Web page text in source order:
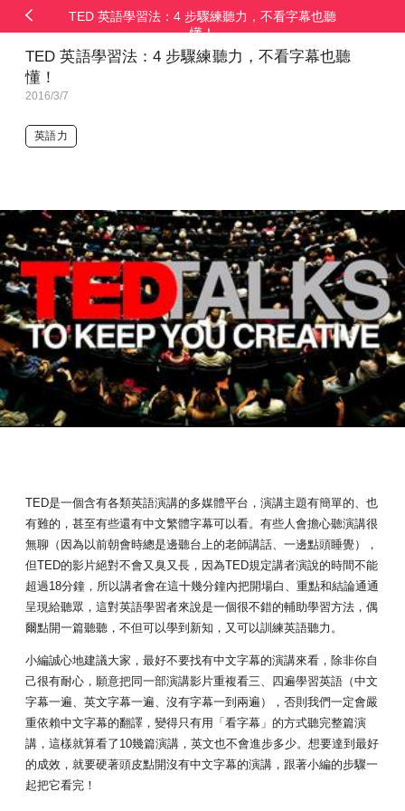
TED 英語學習法：4 步驟練聽力，不看字幕也聽
懂！
TED 英語學習法：4 步驟練聽力，不看字幕也聽
懂！
2016/3/7
英語力
TED是一個含有各類英語演講的多媒體平台，演講主題有簡單的、也
有難的，甚至有些還有中文繁體字幕可以看。有些人會擔心聽演講很
無聊（因為以前朝會時總是邊聽台上的老師講話、一邊點頭睡覺），
但TED的影片絕對不會又臭又長，因為TED規定講者演說的時間不能
超過18分鐘，所以講者會在這十幾分鐘內把開場白、重點和結論通通
呈現給聽眾，這對英語學習者來說是一個很不錯的輔助學習方法，偶
爾點開一篇聽聽，不但可以學到新知，又可以訓練英語聽力。
小編誠心地建議大家，最好不要找有中文字幕的演講來看，除非你自
己很有耐心，願意把同一部演講影片重複看三、四遍學習英語（中文
字幕一遍、英文字幕一遍、沒有字幕一到兩遍），否則我們一定會嚴
重依賴中文字幕的翻譯，變得只有用「看字幕」的方式聽完整篇演
講，這樣就算看了10幾篇演講，英文也不會進步多少。想要達到最好
的成效，就要硬著頭皮點開沒有中文字幕的演講，跟著小編的步驟一
起把它看完！